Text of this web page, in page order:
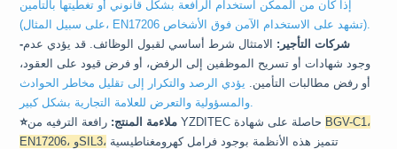
إذا كان من الممكن استخدام الرافعة بشكل قانوني أو تغطيتها بالتأمين
(على سبيل المثال، EN17206 تشهد على الاستخدام الآمن فوق الأشخاص).
-شركات التأجير: الامتثال شرط أساسي لقبول الوظائف. قد يؤدي عدم
وجود شهادات أو تسريح الموظفين إلى الرفض، أو فرض قيود على العقود،
أو رفض مطالبات التأمين. يؤدي الرصد والتكرار إلى تقليل مخاطر الحوادث
والمسؤولية والتعرض للعلامة التجارية بشكل كبير.
⭐
ملاءمة المنتج: رافعة الترفيه من YZDITEC حاصلة على شهادة BGV-C1،
EN17206، وSIL3،